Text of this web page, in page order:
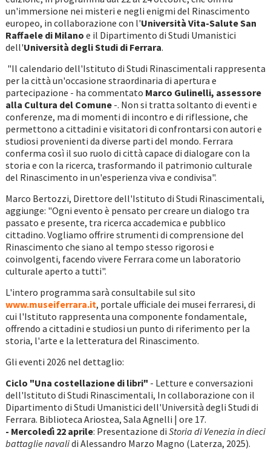
un'immersione nei misteri e negli enigmi del Rinascimento
europeo, in collaborazione con l'Università Vita-Salute San
Raffaele di Milano e il Dipartimento di Studi Umanistici
dell'Università degli Studi di Ferrara.
"Il calendario dell'Istituto di Studi Rinascimentali rappresenta
per la città un'occasione straordinaria di apertura e
partecipazione - ha commentato Marco Gulinelli, assessore
alla Cultura del Comune-. Non si tratta soltanto di eventi e
conferenze, ma di momenti di incontro e di riflessione, che
permettono a cittadini e visitatori di confrontarsi con autori e
studiosi provenienti da diverse parti del mondo. Ferrara
conferma così il suo ruolo di città capace di dialogare con la
storia e con la ricerca, trasformando il patrimonio culturale
del Rinascimento in un'esperienza viva e condivisa".
Marco Bertozzi, Direttore dell'Istituto di Studi Rinascimentali,
aggiunge: "Ogni evento è pensato per creare un dialogo tra
passato e presente, tra ricerca accademica e pubblico
cittadino. Vogliamo offrire strumenti di comprensione del
Rinascimento che siano al tempo stesso rigorosi e
coinvolgenti, facendo vivere Ferrara come un laboratorio
culturale aperto a tutti".
L'intero programma sarà consultabile sul sito
www.museiferrara.it, portale ufficiale dei musei ferraresi, di
cui l'Istituto rappresenta una componente fondamentale,
offrendo a cittadini e studiosi un punto di riferimento per la
storia, l'arte e la letteratura del Rinascimento.
Gli eventi 2026 nel dettaglio:
Ciclo "Una costellazione di libri" - Letture e conversazioni
dell'Istituto di Studi Rinascimentali, In collaborazione con il
Dipartimento di Studi Umanistici dell'Università degli Studi di
Ferrara. Biblioteca Ariostea, Sala Agnelli | ore 17.
- Mercoledì 22 aprile: Presentazione di Storia di Venezia in dieci
battaglie navalidi Alessandro Marzo Magno (Laterza, 2025).